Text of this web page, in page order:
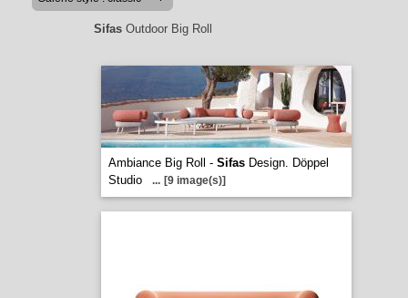
SifasOutdoor Big Roll
Ambiance Big Roll - SifasDesign. Döppel
Studio
... [9 image(s)]